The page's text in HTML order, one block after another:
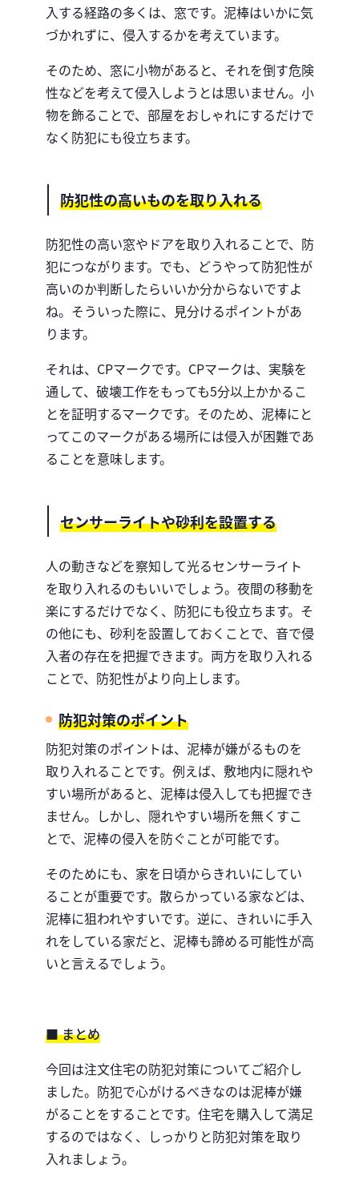
入する経路の多くは、窓です。泥棒はいかに気
づかれずに、侵入するかを考えています。
そのため、窓に小物があると、それを倒す危険
性などを考えて侵入しようとは思いません。小
物を飾ることで、部屋をおしゃれにするだけで
なく防犯にも役立ちます。
防犯性の高いものを取り入れる
防犯性の高い窓やドアを取り入れることで、防
犯につながります。でも、どうやって防犯性が
高いのか判断したらいいか分からないですよ
ね。そういった際に、見分けるポイントがあ
ります。
それは、CPマークです。CPマークは、実験を
通して、破壊工作をもっても5分以上かかるこ
とを証明するマークです。そのため、泥棒にと
ってこのマークがある場所には侵入が困難であ
ることを意味します。
センサーライトや砂利を設置する
人の動きなどを察知して光るセンサーライト
を取り入れるのもいいでしょう。夜間の移動を
楽にするだけでなく、防犯にも役立ちます。そ
の他にも、砂利を設置しておくことで、音で侵
入者の存在を把握できます。両方を取り入れる
ことで、防犯性がより向上します。
防犯対策のポイント
防犯対策のポイントは、泥棒が嫌がるものを
取り入れることです。例えば、敷地内に隠れや
すい場所があると、泥棒は侵入しても把握でき
ません。しかし、隠れやすい場所を無くすこ
とで、泥棒の侵入を防ぐことが可能です。
そのためにも、家を日頃からきれいにしてい
ることが重要です。散らかっている家などは、
泥棒に狙われやすいです。逆に、きれいに手入
れをしている家だと、泥棒も諦める可能性が高
いと言えるでしょう。
■ まとめ
今回は注文住宅の防犯対策についてご紹介し
ました。防犯で心がけるべきなのは泥棒が嫌
がることをすることです。住宅を購入して満足
するのではなく、しっかりと防犯対策を取り
入れましょう。